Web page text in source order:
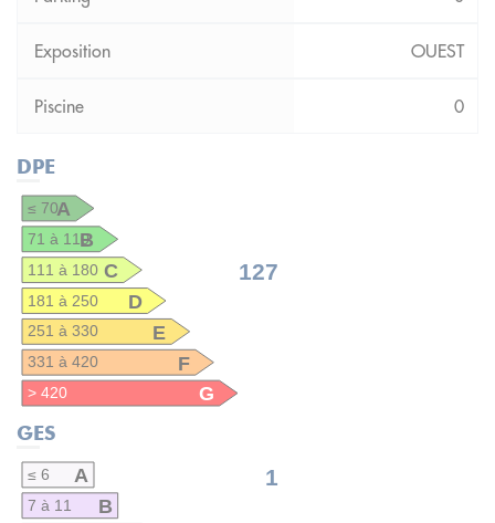
OUEST
0
DPE
A
≤ 70
B
71 à 110
127
C
111 à 180
D
181 à 250
E
251 à 330
F
331 à 420
G
> 420
GES
1
A
≤ 6
B
7 à 11